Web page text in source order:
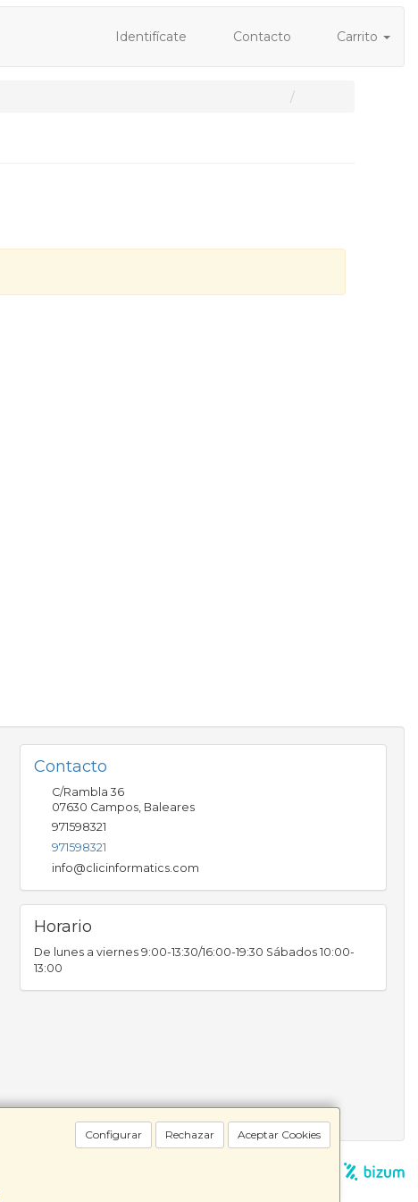
Identifícate Contacto Carrito
Configurar Rechazar Aceptar Cookies
Contacto
C/Rambla 36
07630 Campos, Baleares
971598321
971598321
info@clicinformatics.com
Horario
De lunes a viernes 9:00-13:30/16:00-19:30 Sábados 10:00-
13:00